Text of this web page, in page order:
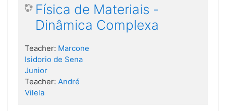
Física de Materiais -
Dinâmica Complexa
Teacher: Marcone
Isidorio de Sena
Junior
Teacher: André
Vilela